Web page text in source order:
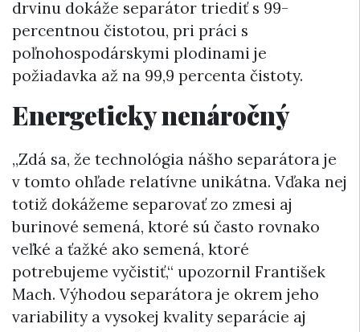
drvinu dokáže separátor triediť s 99-
percentnou čistotou, pri práci s
poľnohospodárskymi plodinami je
požiadavka až na 99,9 percenta čistoty.
Energeticky nenáročný
„Zdá sa, že technológia nášho separátora je
v tomto ohľade relatívne unikátna. Vďaka nej
totiž dokážeme separovať zo zmesi aj
burinové semená, ktoré sú často rovnako
veľké a ťažké ako semená, ktoré
potrebujeme vyčistiť,“ upozornil František
Mach. Výhodou separátora je okrem jeho
variability a vysokej kvality separácie aj